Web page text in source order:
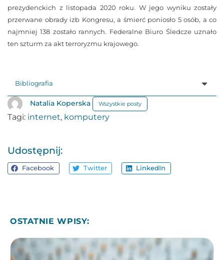
prezydenckich z listopada 2020 roku. W jego wyniku zostały
przerwane obrady izb Kongresu, a śmierć poniosło 5 osób, a co
najmniej 138 zostało rannych. Federalne Biuro Śledcze uznało
ten szturm za akt terroryzmu krajowego.
Bibliografia
Natalia Koperska Wszystkie posty
Tagi: internet, komputery
Udostępnij:
Facebook Twitter LinkedIn
OSTATNIE WPISY: